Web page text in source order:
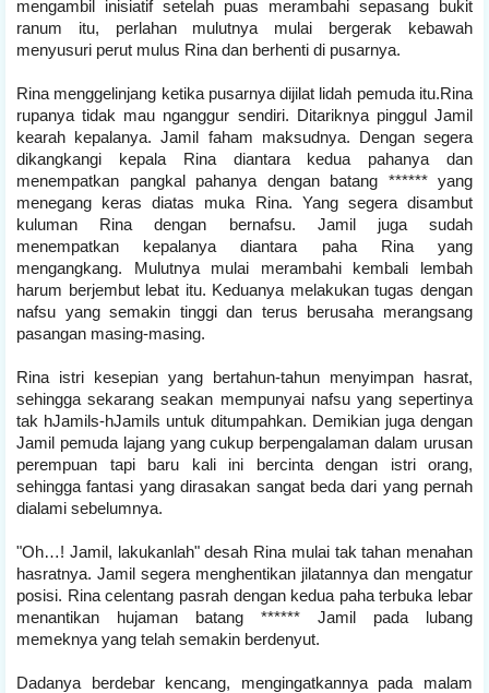
mengambil inisiatif setelah puas merambahi sepasang bukit
ranum itu, perlahan mulutnya mulai bergerak kebawah
menyusuri perut mulus Rina dan berhenti di pusarnya.
Rina menggelinjang ketika pusarnya dijilat lidah pemuda itu.Rina
rupanya tidak mau nganggur sendiri. Ditariknya pinggul Jamil
kearah kepalanya. Jamil faham maksudnya. Dengan segera
dikangkangi kepala Rina diantara kedua pahanya dan
menempatkan pangkal pahanya dengan batang ****** yang
menegang keras diatas muka Rina. Yang segera disambut
kuluman Rina dengan bernafsu. Jamil juga sudah
menempatkan kepalanya diantara paha Rina yang
mengangkang. Mulutnya mulai merambahi kembali lembah
harum berjembut lebat itu. Keduanya melakukan tugas dengan
nafsu yang semakin tinggi dan terus berusaha merangsang
pasangan masing-masing.
Rina istri kesepian yang bertahun-tahun menyimpan hasrat,
sehingga sekarang seakan mempunyai nafsu yang sepertinya
tak hJamils-hJamils untuk ditumpahkan. Demikian juga dengan
Jamil pemuda lajang yang cukup berpengalaman dalam urusan
perempuan tapi baru kali ini bercinta dengan istri orang,
sehingga fantasi yang dirasakan sangat beda dari yang pernah
dialami sebelumnya.
"Oh…! Jamil, lakukanlah" desah Rina mulai tak tahan menahan
hasratnya. Jamil segera menghentikan jilatannya dan mengatur
posisi. Rina celentang pasrah dengan kedua paha terbuka lebar
menantikan hujaman batang ****** Jamil pada lubang
memeknya yang telah semakin berdenyut.
Dadanya berdebar kencang, mengingatkannya pada malam